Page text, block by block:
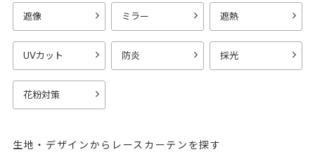
遮像 ミラー 遮熱
UVカット 防炎 採光
花粉対策
生地・デザインからレースカーテンを探す